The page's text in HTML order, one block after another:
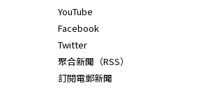
YouTube
Facebook
Twitter
聚合新聞（RSS）
訂閱電郵新聞